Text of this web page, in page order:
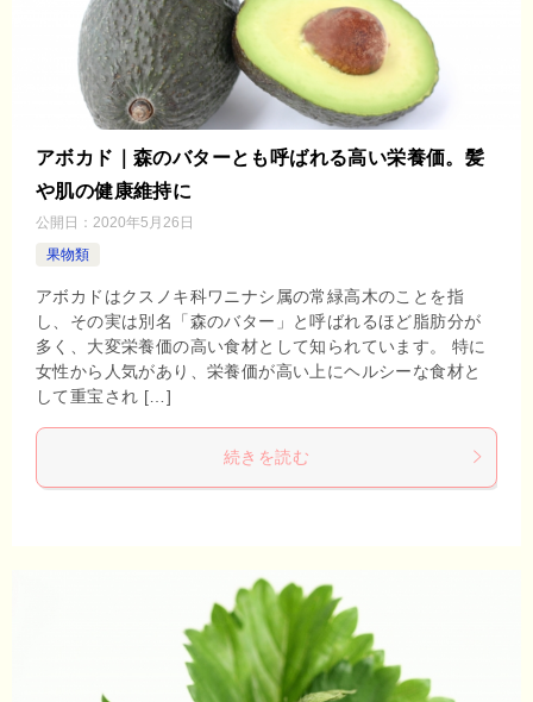
アボカド｜森のバターとも呼ばれる高い栄養価。髪
や肌の健康維持に
公開日： 2020年5月26日
果物類
アボカドはクスノキ科ワニナシ属の常緑高木のことを指
し、その実は別名「森のバター」と呼ばれるほど脂肪分が
多く、大変栄養価の高い食材として知られています。 特に
女性から人気があり、栄養価が高い上にヘルシーな食材と
して重宝され […]
続きを読む